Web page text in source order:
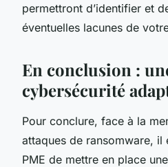
permettront d’identifier et
éventuelles lacunes de
En conclusion :
cybersécurité
Pour conclure, face à la
attaques de ransomware, il
PME de mettre en place